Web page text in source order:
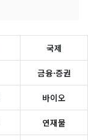
국제
금융·증권
바이오
연재물